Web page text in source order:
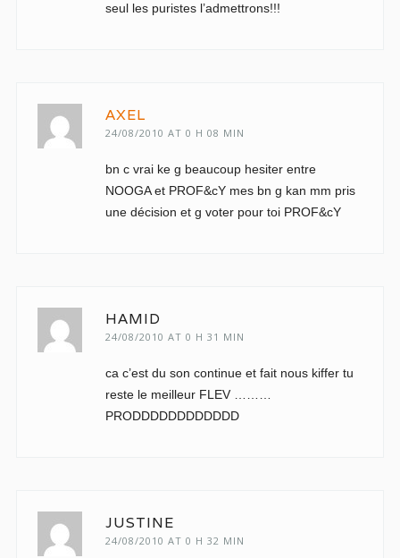
seul les puristes l’admettrons!!!
AXEL
24/08/2010 AT 0 H 08 MIN
bn c vrai ke g beaucoup hesiter entre
NOOGA et PROF&cY mes bn g kan mm pris
une décision et g voter pour toi PROF&cY
HAMID
24/08/2010 AT 0 H 31 MIN
ca c’est du son continue et fait nous kiffer tu
reste le meilleur FLEV ………
PRODDDDDDDDDDDD
JUSTINE
24/08/2010 AT 0 H 32 MIN